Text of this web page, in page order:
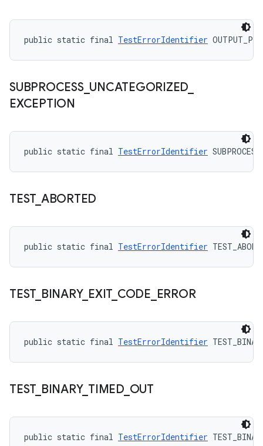
public static final TestErrorIdentifier
SUBPROCESS_ UNCATEGORIZED
EXCEPTION
public static final TestErrorIdentifier
TEST_ ABORTED
public static final TestErrorIdentifier
TEST_ BINARY_ EXIT_ CODE ERROR
public static final TestErrorIdentifier
TEST_ BINARY_ TIMED_ OUT
public static final TestErrorIdentifier